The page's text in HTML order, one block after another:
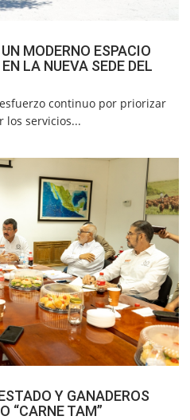
MODERNO ESPACIO
LA NUEVA SEDE DEL
continuo por priorizar
los servicios...
Y GANADEROS
“CARNE TAM”